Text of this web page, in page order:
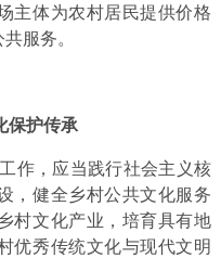
主体为农村居民提供价格
服务。
保护传承
作，应当践行社会主义核
，健全乡村公共文化服务
村文化产业，培育具有地
优秀传统文化与现代文明